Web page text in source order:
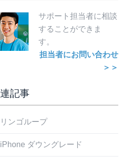
サポート担当者に相談
することができま
す。
担当者にお問い合わせ
＞＞
記事
リンゴループ
iPhone ダウングレード